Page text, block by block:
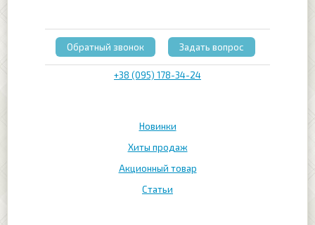
Новинки
Хиты продаж
Акционный товар
Статьи
+38 (095) 178-34-24
Обратный звонок Задать вопрос